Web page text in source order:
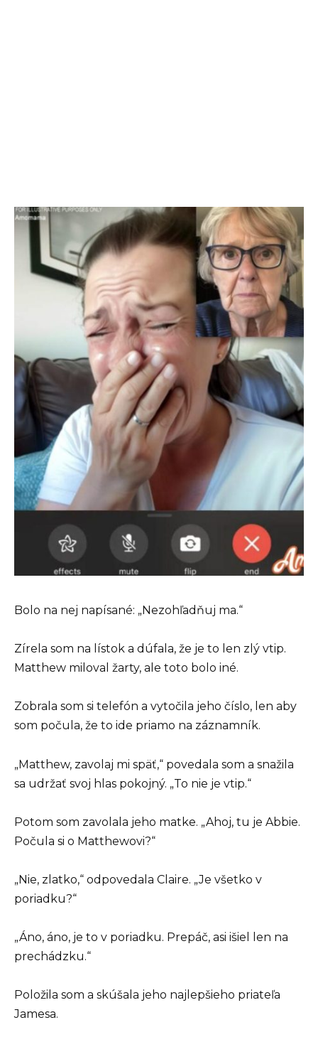
Bolo na nej napísané: „Nezohľadňuj ma.“
Zírela som na lístok a dúfala, že je to len zlý vtip.
Matthew miloval žarty, ale toto bolo iné.
Zobrala som si telefón a vytočila jeho číslo, len aby
som počula, že to ide priamo na záznamník.
„Matthew, zavolaj mi späť,“ povedala som a snažila
sa udržať svoj hlas pokojný. „To nie je vtip.“
Potom som zavolala jeho matke. „Ahoj, tu je Abbie.
Počula si o Matthewovi?“
„Nie, zlatko,“ odpovedala Claire. „Je všetko v
poriadku?“
„Áno, áno, je to v poriadku. Prepáč, asi išiel len na
prechádzku.“
Položila som a skúšala jeho najlepšieho priateľa
Jamesa.